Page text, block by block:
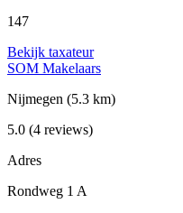
147
Bekijk taxateur
SOM Makelaars
Nijmegen (5.3 km)
5.0 (4 reviews)
Adres
Rondweg 1 A